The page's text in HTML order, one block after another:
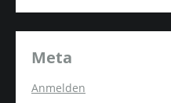
Meta
Anmelden